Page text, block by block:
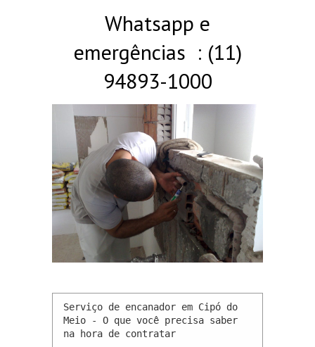
Whatsapp e
emergências : (11)
94893-1000
Serviço de encanador em Cipó do
Meio - O que você precisa saber
na hora de contratar